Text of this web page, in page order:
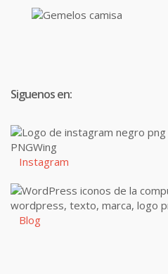
Siguenos en:
Instagram
Blog